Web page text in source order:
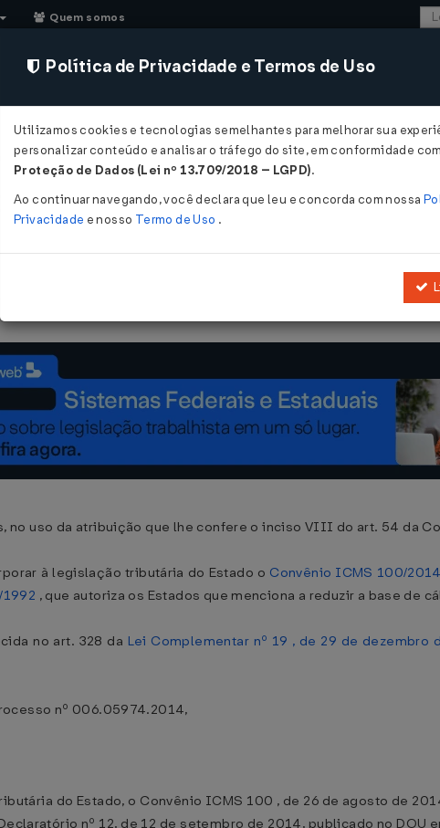
Quem somos
CONSULTORIA SISTEMAS COMÉRCIO
Estadual - Amazonas
09/2014
do Regulamento do ICMS, aprovado pelo Decreto nº 20.686,
no uso da atribuição que lhe confere o inciso VIII do art. 54 da
à legislação tributária do Estado o Convênio ICMS 100/2014
, que autoriza os Estados que menciona a reduzir a base de
no art. 328 da Lei Complementar nº 19 , de 29 de dezembro
nº 006.05974.2014,
do Estado, o Convênio ICMS 100 , de 26 de agosto de
nº 12, de 12 de setembro de 2014, publicado no DOU
Política de Privacidade e Termos de Uso
Utilizamos cookies e tecnologias semelhantes para melhorar sua
personalizar conteúdo e analisar o tráfego do site, em conformidade
Proteção de Dados (Lei nº 13.709/2018 – LGPD).
Ao continuar navegando, você declara que leu e concorda com nossa
Privacidade e nosso Termo de Uso .